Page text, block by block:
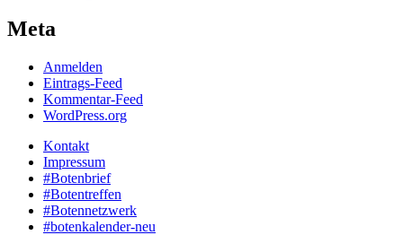
Meta
Anmelden
Eintrags-Feed
Kommentar-Feed
WordPress.org
Kontakt
Impressum
#Botenbrief
#Botentreffen
#Botennetzwerk
#botenkalender-neu